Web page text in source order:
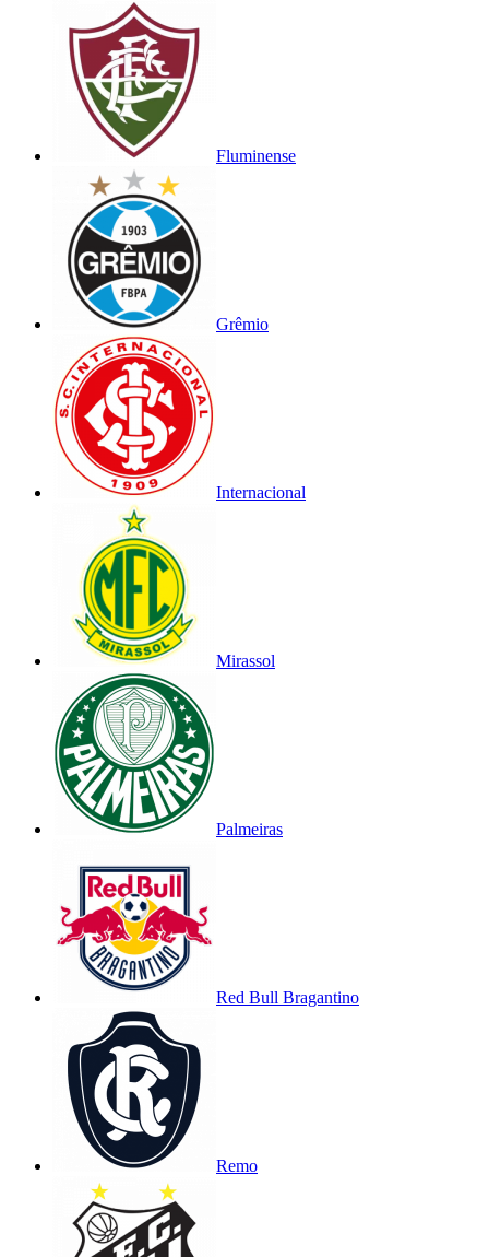
Fluminense
Grêmio
Internacional
Mirassol
Palmeiras
Red Bull Bragantino
Remo